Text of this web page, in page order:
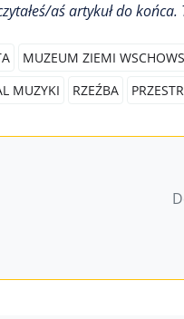
aś artykuł do końca.
MUZEUM ZIEMI
MUZYKI
RZEŹBA